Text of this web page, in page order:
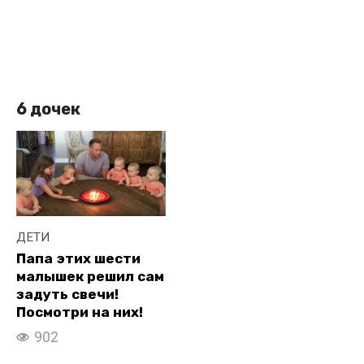
6 дочек
ДЕТИ
Папа этих шести
малышек решил сам
задуть свечи!
Посмотри на них!
902